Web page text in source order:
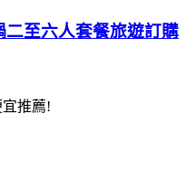
至六人套餐旅遊訂購
推薦!